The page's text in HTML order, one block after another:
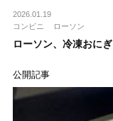
2026.01.19
コンビニ
ローソン
ローソン、冷凍おに
公開記事